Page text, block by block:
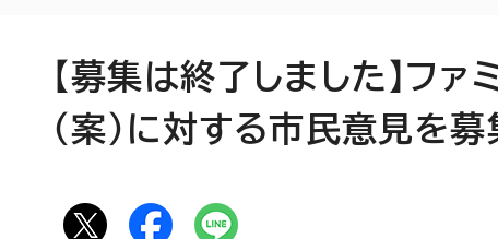
【募集は終了しました】フ
（案）に対する市民意見を